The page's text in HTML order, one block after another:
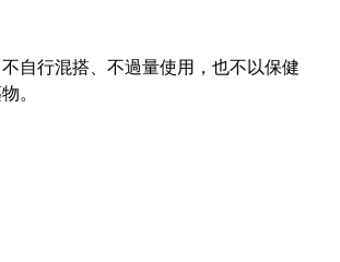
自行混搭、不過量使用，也不以保健
。